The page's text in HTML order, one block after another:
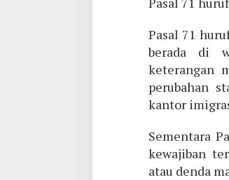
Pasal 71
berada di
keterangan
perubahan
kantor
Sementara
kewajiban
atau denda